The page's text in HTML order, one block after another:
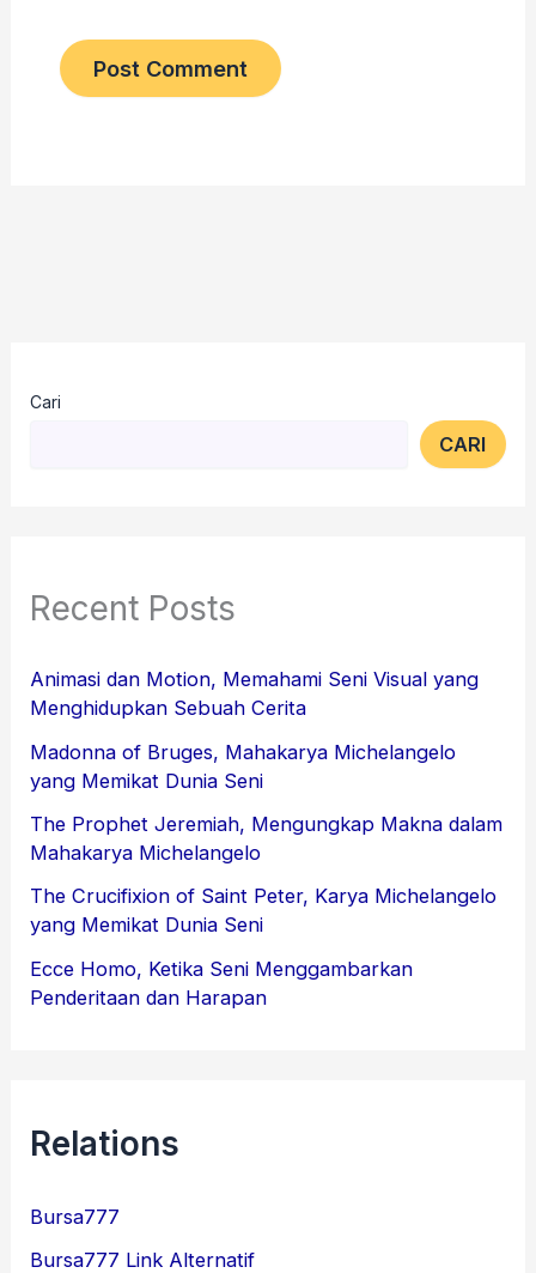
Cari
CARI
Recent Posts
Animasi dan Motion, Memahami Seni Visual yang
Menghidupkan Sebuah Cerita
Madonna of Bruges, Mahakarya Michelangelo
yang Memikat Dunia Seni
The Prophet Jeremiah, Mengungkap Makna dalam
Mahakarya Michelangelo
The Crucifixion of Saint Peter, Karya Michelangelo
yang Memikat Dunia Seni
Ecce Homo, Ketika Seni Menggambarkan
Penderitaan dan Harapan
Relations
Bursa777
Bursa777 Link Alternatif